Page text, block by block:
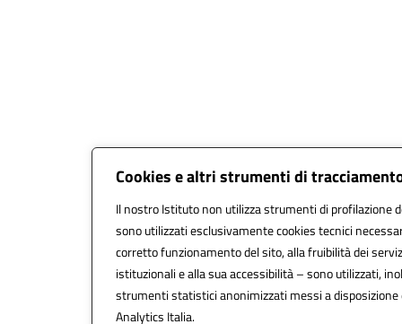
Cookies e altri strumenti di
Il nostro Istituto non utilizza strumenti di profilazione
sono utilizzati esclusivamente cookies tecnici
corretto funzionamento del sito, alla fruibilità dei
istituzionali e alla sua accessibilità – sono utilizzati,
strumenti statistici anonimizzati messi a disposizione
Analytics Italia.